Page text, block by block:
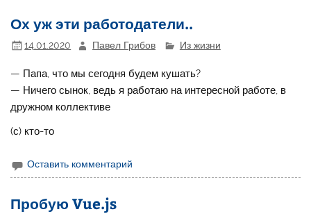
Ох уж эти работодатели..
14.01.2020 Павел Грибов Из жизни
— Папа, что мы сегодня будем кушать?
— Ничего сынок, ведь я работаю на интересной работе, в
дружном коллективе
(с) кто-то
Оставить комментарий
Пробую Vue.js